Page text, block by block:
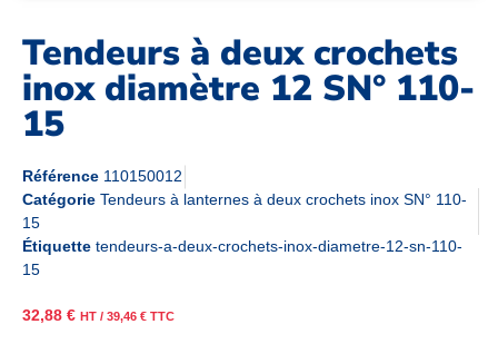
Tendeurs à deux crochets
inox diamètre 12 SN° 110-
15
Référence 110150012
Catégorie Tendeurs à lanternes à deux crochets inox SN° 110-
15
Étiquette tendeurs-a-deux-crochets-inox-diametre-12-sn-110-
15
32,88 € HT / 39,46 € TTC